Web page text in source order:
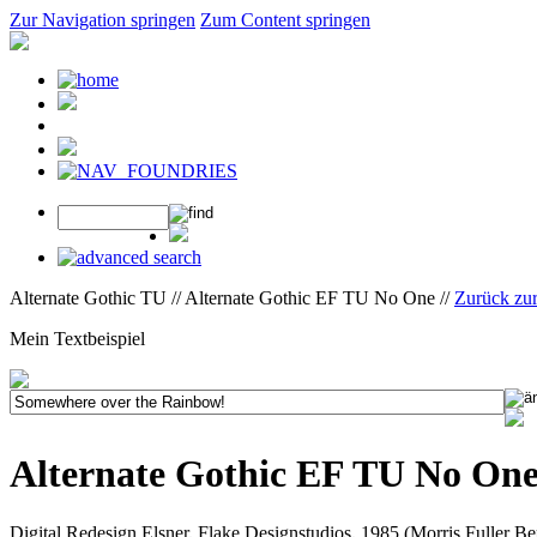
Zur Navigation springen Zum Content springen
Alternate Gothic TU // Alternate Gothic EF TU No One // Zurück
Mein Textbeispiel
Alternate Gothic EF TU No
Digital Redesign Elsner, Flake Designstudios, 1985 (Morris Fuller